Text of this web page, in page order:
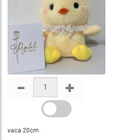
vaca 20cm